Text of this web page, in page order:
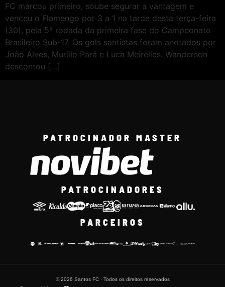
FC marcou primeiro, soube segurar a vantagem e
venceu o Flamengo por 3 a 1 na tarde desta terça-feira
(30), pela 5ª rodada da primeira fase do Campeonato
Brasileiro Sub-17. Os gols santistas foram anotados por
João Alves, Murillo Pará e Luca Meirelles. Wanderson
descontou […]
PATROCINADOR MASTER
PATROCINADORES
PARCEIROS
© 2026 Santos FC · Todos os direitos reservados